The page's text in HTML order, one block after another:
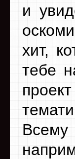
и
хит,
тебе